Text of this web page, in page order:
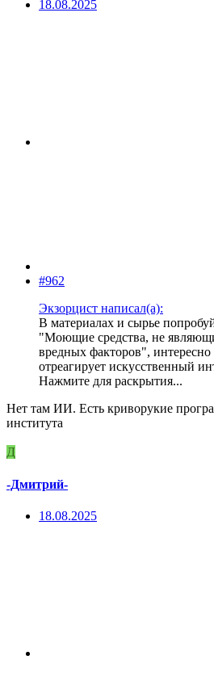
18.08.2025
#962
Экзорцист написал(а):
В материалах и сырье
"Моющие средства, не
вредных факторов", интересно
отреагирует искусственный
Нажмите для раскрытия...
Нет там ИИ. Есть криворукие
института
Д
-Дмитрий-
18.08.2025